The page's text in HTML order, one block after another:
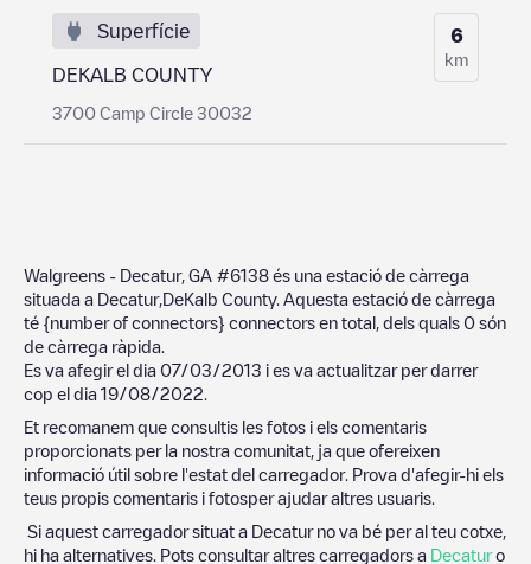
Superfície
DEKALB COUNTY
3700 Camp Circle 30032
6
km
Walgreens - Decatur, GA #6138 és una estació de càrrega
situada a Decatur, DeKalb County. Aquesta estació de càrrega
té {number of connectors} connectors en total, dels quals 0 són
de càrrega ràpida.
Es va afegir el dia 07/03/2013 i es va actualitzar per darrer
cop el dia 19/08/2022
Et recomanem que consultis les fotos i els comentaris
proporcionats per la nostra comunitat, ja que ofereixen
informació útil sobre l'estat del carregador. Prova d'afegir-hi els
teus propis comentaris i fotosper ajudar altres usuaris.
Si aquest carregador situat a Decaturno va bé per al teu cotxe,
hi ha alternatives. Pots consultar altres carregadors a Decaturo